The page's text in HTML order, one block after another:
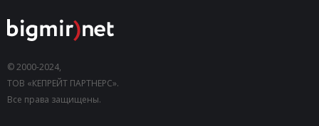
© 2000-2024,
ТОВ «КЕПРЕЙТ ПАРТНЕРС».
Все права защищены.